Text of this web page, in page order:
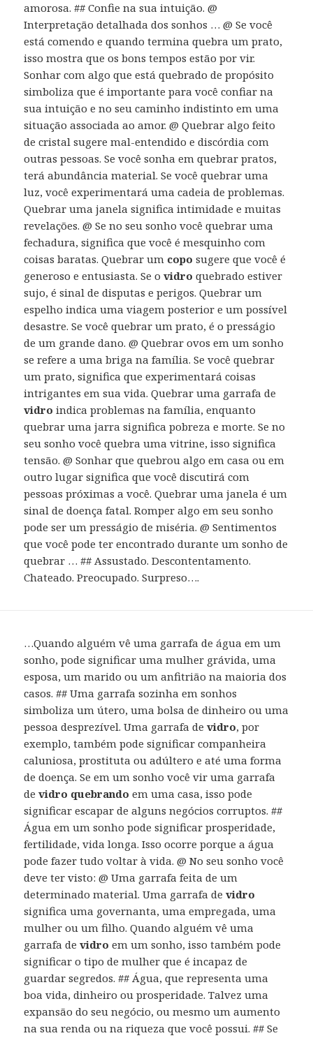
amorosa. ## Confie na sua intuição. @
Interpretação detalhada dos sonhos … @ Se você
está comendo e quando termina quebra um prato,
isso mostra que os bons tempos estão por vir.
Sonhar com algo que está quebrado de propósito
simboliza que é importante para você confiar na
sua intuição e no seu caminho indistinto em uma
situação associada ao amor. @ Quebrar algo feito
de cristal sugere mal-entendido e discórdia com
outras pessoas. Se você sonha em quebrar pratos,
terá abundância material. Se você quebrar uma
luz, você experimentará uma cadeia de problemas.
Quebrar uma janela significa intimidade e muitas
revelações. @ Se no seu sonho você quebrar uma
fechadura, significa que você é mesquinho com
coisas baratas. Quebrar um copo sugere que você é
generoso e entusiasta. Se ovidro quebrado estiver
sujo, é sinal de disputas e perigos. Quebrar um
espelho indica uma viagem posterior e um possível
desastre. Se você quebrar um prato, é o presságio
de um grande dano. @ Quebrar ovos em um sonho
se refere a uma briga na família. Se você quebrar
um prato, significa que experimentará coisas
intrigantes em sua vida. Quebrar uma garrafa de
vidro indica problemas na família, enquanto
quebrar uma jarra significa pobreza e morte. Se no
seu sonho você quebra uma vitrine, isso significa
tensão. @ Sonhar que quebrou algo em casa ou em
outro lugar significa que você discutirá com
pessoas próximas a você. Quebrar uma janela é um
sinal de doença fatal. Romper algo em seu sonho
pode ser um presságio de miséria. @ Sentimentos
que você pode ter encontrado durante um sonho de
quebrar … ## Assustado. Descontentamento.
Chateado. Preocupado. Surpreso….
…Quando alguém vê uma garrafa de água em um
sonho, pode significar uma mulher grávida, uma
esposa, um marido ou um anfitrião na maioria dos
casos. ## Uma garrafa sozinha em sonhos
simboliza um útero, uma bolsa de dinheiro ou uma
pessoa desprezível. Uma garrafa devidro, por
exemplo, também pode significar companheira
caluniosa, prostituta ou adúltero e até uma forma
de doença. Se em um sonho você vir uma garrafa
devidro quebrando em uma casa, isso pode
significar escapar de alguns negócios corruptos. ##
Água em um sonho pode significar prosperidade,
fertilidade, vida longa. Isso ocorre porque a água
pode fazer tudo voltar à vida. @ No seu sonho você
deve ter visto: @ Uma garrafa feita de um
determinado material. Uma garrafa devidro
significa uma governanta, uma empregada, uma
mulher ou um filho. Quando alguém vê uma
garrafa devidro em um sonho, isso também pode
significar o tipo de mulher que é incapaz de
guardar segredos. ## Água, que representa uma
boa vida, dinheiro ou prosperidade. Talvez uma
expansão do seu negócio, ou mesmo um aumento
na sua renda ou na riqueza que você possui. ## Se